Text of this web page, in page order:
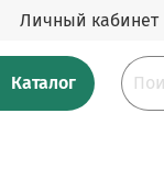
Личный кабинет
Каталог